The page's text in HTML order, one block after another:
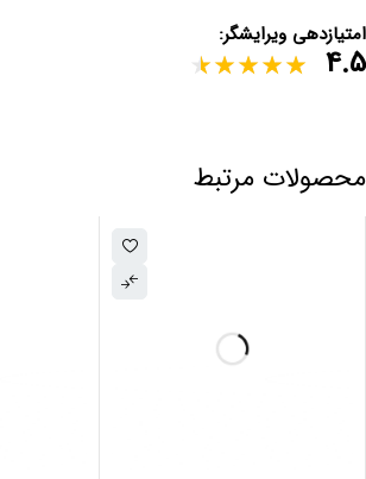
امتیازدهی ویرایشگر:
4.5
محصولات مرتبط